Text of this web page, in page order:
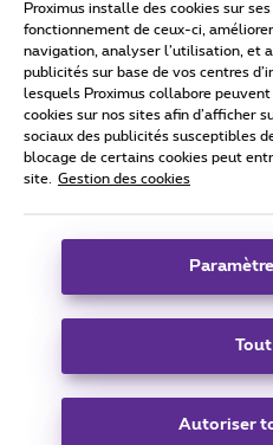
Conditions d'utilisation
Tous droits réservés. © 2026
Conditions générales, info
Coordonnées de l’entreprise
Boulevard du Roi Albert II 27 -
Carrier & Wholesale Solutions
|Telindus
Proximus installe des cookies sur
fonctionnement de ceux-ci,
navigation, analyser l’utilisation, et
publicités sur base de vos centres
lesquels Proximus collabore
cookies sur nos sites afin d’afficher
sociaux des publicités susceptibles
blocage de certains cookies peut
site.
Gestion des cookies
Autoriser